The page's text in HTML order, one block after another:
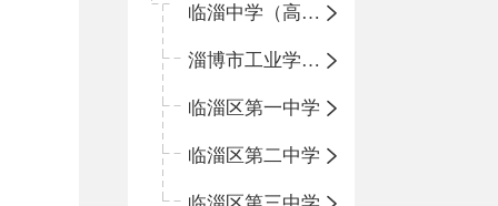
临淄中学（高中）
淄博市工业学校（中职学校）
临淄区第一中学
临淄区第二中学